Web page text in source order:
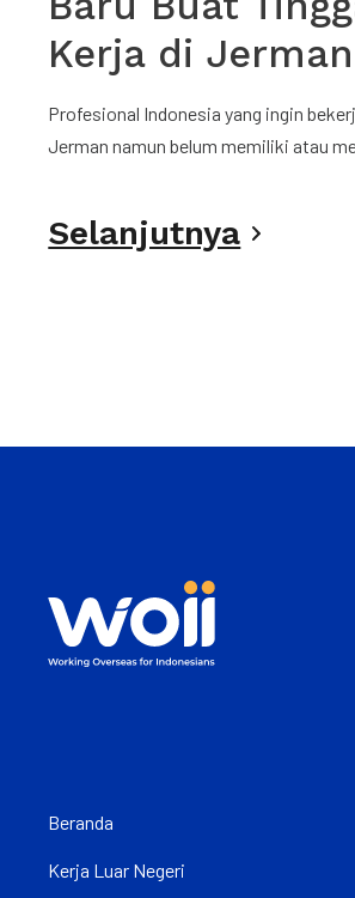
Kerja di Jerman
Profesional Indonesia yang ingin
Jerman namun belum memiliki atau
Selanjutnya
Beranda
Kerja Luar Negeri